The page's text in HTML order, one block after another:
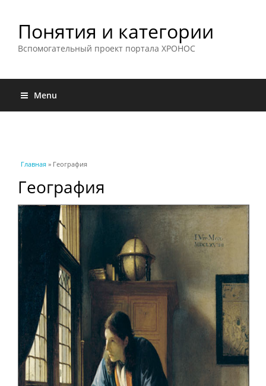
Понятия и категории
Вспомогательный проект портала ХРОНОС
Menu
Вы здесь
Главная » География
География